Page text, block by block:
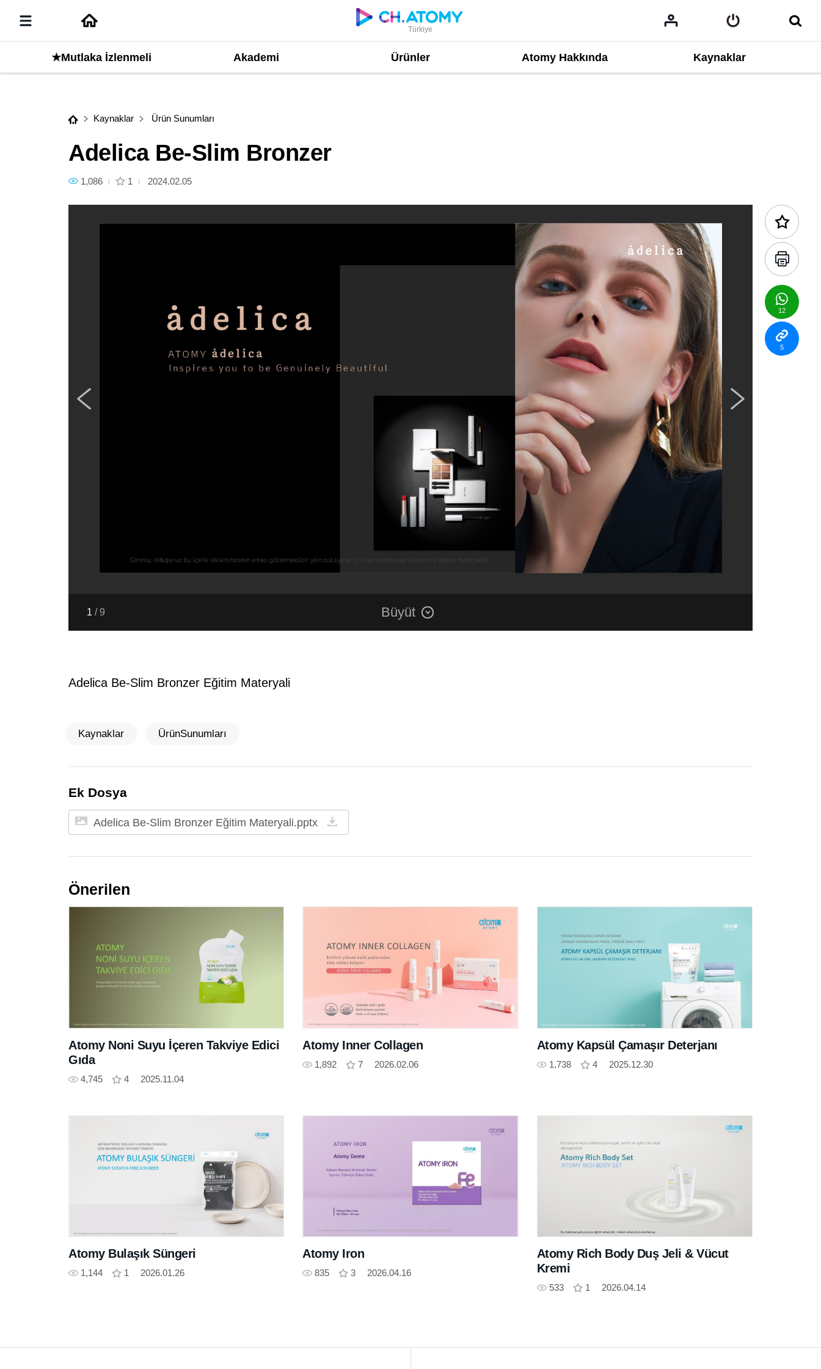
Türkiye
★Mutlaka İzlenmeli Akademi Ürünler Atomy Hakkında Kaynaklar
Adelica Be-Slim Bronzer
Kaynaklar Ürün Sunumları
Adelica Be-Slim Bronzer
1,086 1 2024.02.05
1 /9 Büyüt
Adelica Be-Slim Bronzer Eğitim Materyali
Kaynaklar ÜrünSunumları
Ek Dosya
Adelica Be-Slim Bronzer Eğitim Materyali.pptx
Önerilen
Atomy Noni Suyu İçeren Takviye Edici
Gıda
4,745 4 2025.11.04
Atomy Inner Collagen
1,892 7 2026.02.06
Atomy Kapsül Çamaşır Deterjanı
1,738 4 2025.12.30
Atomy Bulaşık Süngeri
1,144 1 2026.01.26
Atomy Iron
835 3 2026.04.16
Atomy Rich Body Duş Jeli & Vücut
Kremi
533 1 2026.04.14